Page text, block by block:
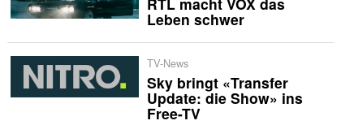
Leben schwer
TV-News
Sky bringt «Transfer
Update: die Show» ins
Free-TV